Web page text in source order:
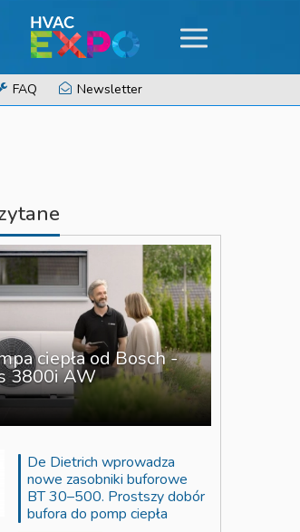
FAQ
Newsletter
ciepła od Bosch -
3800i AW
De Dietrich wprowadza
nowe zasobniki buforowe
BT 30–500. Prostszy dobór
bufora do pomp ciepła